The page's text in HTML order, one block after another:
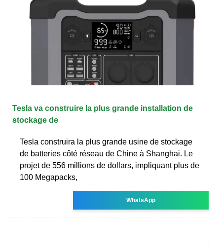
Tesla va construire la plus grande installation de
stockage de
Tesla construira la plus grande usine de stockage
de batteries côté réseau de Chine à Shanghai. Le
projet de 556 millions de dollars, impliquant plus de
100 Megapacks,
WhatsApp